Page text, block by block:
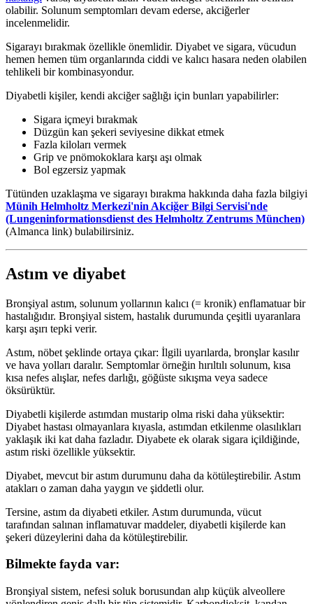
olabilir. Solunum semptomları devam ederse, akciğerler
incelenmelidir.
Sigarayı bırakmak özellikle önemlidir. Diyabet ve sigara, vücudun
hemen hemen tüm organlarında ciddi ve kalıcı hasara neden olabilen
tehlikeli bir kombinasyondur.
Diyabetli kişiler, kendi akciğer sağlığı için bunları yapabilirler:
Sigara içmeyi bırakmak
Düzgün kan şekeri seviyesine dikkat etmek
Fazla kiloları vermek
Grip ve pnömokoklara karşı aşı olmak
Bol egzersiz yapmak
Tütünden uzaklaşma ve sigarayı bırakma hakkında daha fazla bilgiyi
Münih Helmholtz Merkezi'nin Akciğer Bilgi Servisi'nde
(Lungeninformationsdienst des Helmholtz Zentrums München)
(Almanca link) bulabilirsiniz.
Astım ve diyabet
Bronşiyal astım, solunum yollarının kalıcı (= kronik) enflamatuar bir
hastalığıdır. Bronşiyal sistem, hastalık durumunda çeşitli uyaranlara
karşı aşırı tepki verir.
Astım, nöbet şeklinde ortaya çıkar: İlgili uyarılarda, bronşlar kasılır
ve hava yolları daralır. Semptomlar örneğin hırıltılı solunum, kısa
kısa nefes alışlar, nefes darlığı, göğüste sıkışma veya sadece
öksürüktür.
Diyabetli kişilerde astımdan mustarip olma riski daha yüksektir:
Diyabet hastası olmayanlara kıyasla, astımdan etkilenme olasılıkları
yaklaşık iki kat daha fazladır. Diyabete ek olarak sigara içildiğinde,
astım riski özellikle yüksektir.
Diyabet, mevcut bir astım durumunu daha da kötüleştirebilir. Astım
atakları o zaman daha yaygın ve şiddetli olur.
Tersine, astım da diyabeti etkiler. Astım durumunda, vücut
tarafından salınan inflamatuvar maddeler, diyabetli kişilerde kan
şekeri düzeylerini daha da kötüleştirebilir.
Bilmekte fayda var:
Bronşiyal sistem, nefesi soluk borusundan alıp küçük alveollere